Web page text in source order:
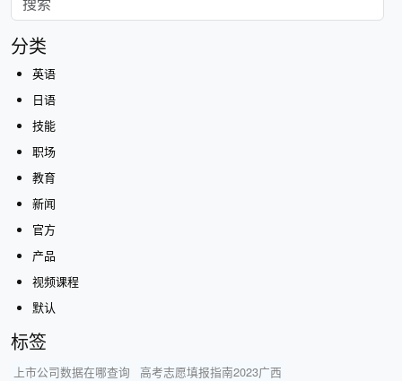
分类
英语
日语
技能
职场
教育
新闻
官方
产品
视频课程
默认
标签
上市公司数据在哪查询
高考志愿填报指南2023广西